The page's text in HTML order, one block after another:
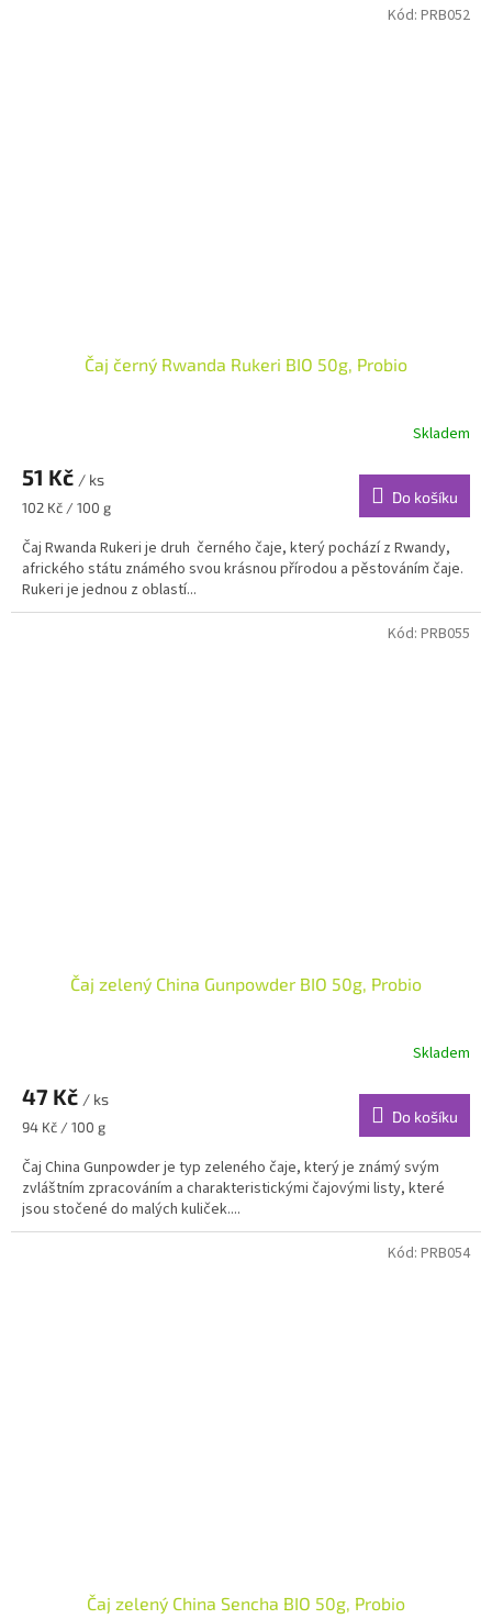
Čaj černý Rwanda Rukeri BIO 50g, Probio
Skladem
51 Kč / ks
Měrná
102 Kč / 100 g
Do košíku
Čaj Rwanda Rukeri je druh černého čaje, který pochází z Rwandy,
afrického státu známého svou krásnou přírodou a pěstováním čaje.
Rukeri je jednou z oblastí...
Kód: PRB052
Čaj zelený China Gunpowder BIO 50g, Probio
Skladem
47 Kč / ks
Měrná
94 Kč / 100 g
Do košíku
Čaj China Gunpowder je typ zeleného čaje, který je známý svým
zvláštním zpracováním a charakteristickými čajovými listy, které
jsou stočené do malých kuliček....
Kód: PRB055
Čaj zelený China Sencha BIO 50g, Probio
Kód: PRB054